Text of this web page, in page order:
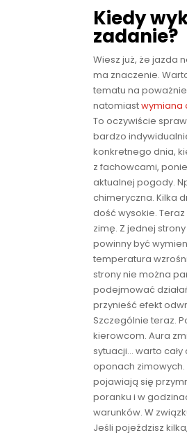
Kiedy
zadanie?
Wiesz już, że jazda
ma znaczenie.
tematu na
natomiastwymiana
To oczywiście
bardzo
konkretnego dnia,
z fachowcami,
aktualnej pogody.
chimeryczna. Kilka
dość wysokie.
zimę. Z jednej
powinny być
temperatura
strony nie można
podejmować
przynieść efekt
Szczególnie teraz.
kierowcom. Aura
sytuacji… warto
oponach
pojawiają się
poranku i w
warunków. W
Jeśli pojeździsz